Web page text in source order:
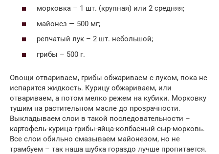
морковка – 1 шт. (крупная) или 2 средняя;
майонез — 500 мг;
репчатый лук – 2 шт. небольшой;
грибы – 500 г.
Овощи отвариваем, грибы обжариваем с луком, пока не
испарится жидкость. Курицу обжариваем, или
отвариваем, а потом мелко режем на кубики. Морковку
тушим на растительном масле до прозрачности.
Выкладываем слои в такой последовательности –
картофель-курица-грибы-яйца-колбасный сыр-морковь.
Все слои обильно смазываем майонезом, но не
трамбуем – так наша шубка гораздо лучше пропитается.